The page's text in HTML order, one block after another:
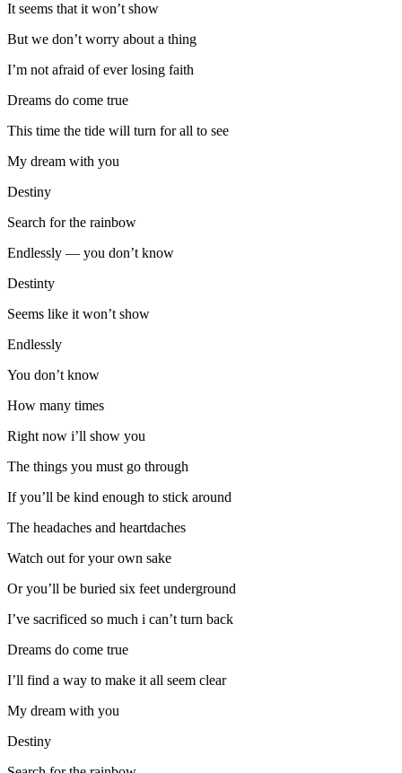
It seems that it won’t show
But we don’t worry about a thing
I’m not afraid of ever losing faith
Dreams do come true
This time the tide will turn for all to see
My dream with you
Destiny
Search for the rainbow
Endlessly — you don’t know
Destinty
Seems like it won’t show
Endlessly
You don’t know
How many times
Right now i’ll show you
The things you must go through
If you’ll be kind enough to stick around
The headaches and heartdaches
Watch out for your own sake
Or you’ll be buried six feet underground
I’ve sacrificed so much i can’t turn back
Dreams do come true
I’ll find a way to make it all seem clear
My dream with you
Destiny